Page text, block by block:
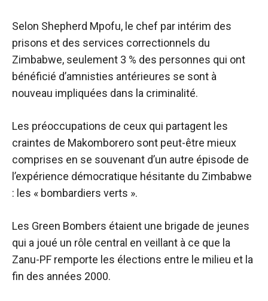
Selon Shepherd Mpofu, le chef par intérim des
prisons et des services correctionnels du
Zimbabwe, seulement 3 % des personnes qui ont
bénéficié d’amnisties antérieures se sont à
nouveau impliquées dans la criminalité.
Les préoccupations de ceux qui partagent les
craintes de Makomborero sont peut-être mieux
comprises en se souvenant d’un autre épisode de
l’expérience démocratique hésitante du Zimbabwe
: les « bombardiers verts ».
Les Green Bombers étaient une brigade de jeunes
qui a joué un rôle central en veillant à ce que la
Zanu-PF remporte les élections entre le milieu et la
fin des années 2000.